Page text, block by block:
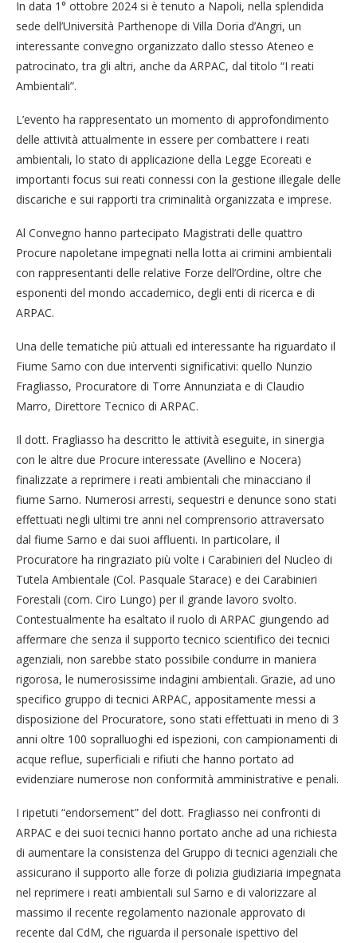
In data 1° ottobre 2024 si è tenuto a Napoli, nella splendida
sede dell’Università Parthenope di Villa Doria d’Angri, un
interessante convegno organizzato dallo stesso Ateneo e
patrocinato, tra gli altri, anche da ARPAC, dal titolo “I reati
Ambientali”.
L’evento ha rappresentato un momento di approfondimento
delle attività attualmente in essere per combattere i reati
ambientali, lo stato di applicazione della Legge Ecoreati e
importanti focus sui reati connessi con la gestione illegale delle
discariche e sui rapporti tra criminalità organizzata e imprese.
Al Convegno hanno partecipato Magistrati delle quattro
Procure napoletane impegnati nella lotta ai crimini ambientali
con rappresentanti delle relative Forze dell’Ordine, oltre che
esponenti del mondo accademico, degli enti di ricerca e di
ARPAC.
Una delle tematiche più attuali ed interessante ha riguardato il
Fiume Sarno con due interventi significativi: quello Nunzio
Fragliasso, Procuratore di Torre Annunziata e di Claudio
Marro, Direttore Tecnico di ARPAC.
Il dott. Fragliasso ha descritto le attività eseguite, in sinergia
con le altre due Procure interessate (Avellino e Nocera)
finalizzate a reprimere i reati ambientali che minacciano il
fiume Sarno. Numerosi arresti, sequestri e denunce sono stati
effettuati negli ultimi tre anni nel comprensorio attraversato
dal fiume Sarno e dai suoi affluenti. In particolare, il
Procuratore ha ringraziato più volte i Carabinieri del Nucleo di
Tutela Ambientale (Col. Pasquale Starace) e dei Carabinieri
Forestali (com. Ciro Lungo) per il grande lavoro svolto.
Contestualmente ha esaltato il ruolo di ARPAC giungendo ad
affermare che senza il supporto tecnico scientifico dei tecnici
agenziali, non sarebbe stato possibile condurre in maniera
rigorosa, le numerosissime indagini ambientali. Grazie, ad uno
specifico gruppo di tecnici ARPAC, appositamente messi a
disposizione del Procuratore, sono stati effettuati in meno di 3
anni oltre 100 sopralluoghi ed ispezioni, con campionamenti di
acque reflue, superficiali e rifiuti che hanno portato ad
evidenziare numerose non conformità amministrative e penali.
I ripetuti “endorsement” del dott. Fragliasso nei confronti di
ARPAC e dei suoi tecnici hanno portato anche ad una richiesta
di aumentare la consistenza del Gruppo di tecnici agenziali che
assicurano il supporto alle forze di polizia giudiziaria impegnata
nel reprimere i reati ambientali sul Sarno e di valorizzare al
massimo il recente regolamento nazionale approvato di
recente dal CdM, che riguarda il personale ispettivo del